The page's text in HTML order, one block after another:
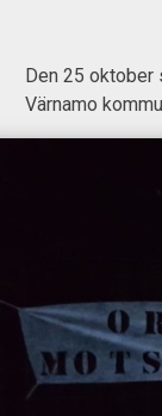
Den 25 oktober
Värnamo